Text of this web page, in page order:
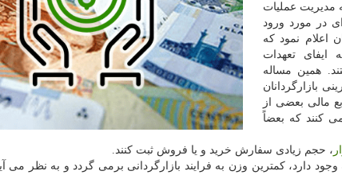
مدیریت عملیات
در مورد ورود
اعلام نمود که
ایفای تعهدات
همین مساله
بازارگردانان
مالی بعضی از
کنند که بعضاً
، حجم زیادی سفارش خرید و یا فروش ثبت کنند.
دارد، کمترین وزن به فرایند بازارگردانی برمی گردد و به نظر می